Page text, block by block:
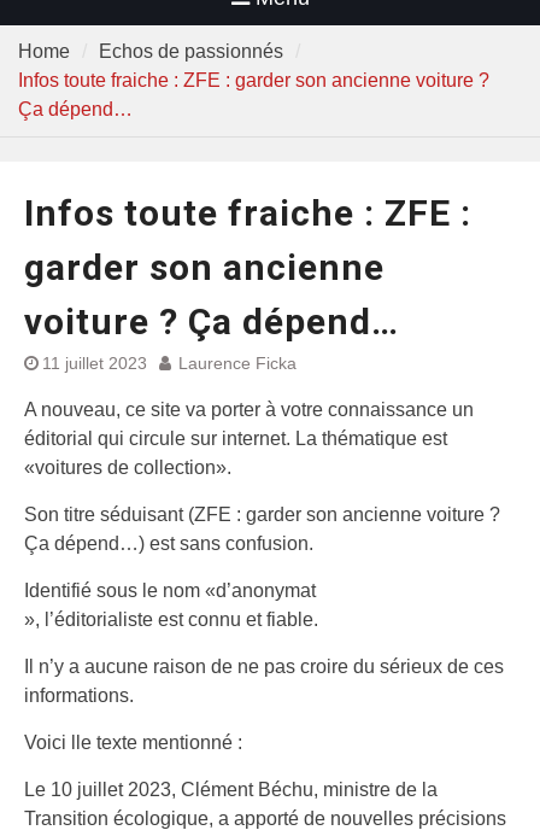
Home
Echos de passionnés
Infos toute fraiche : ZFE : garder son ancienne voiture ?
Ça dépend…
Infos toute fraiche : ZFE :
garder son ancienne
voiture ? Ça dépend…
11 juillet 2023 Laurence Ficka
A nouveau, ce site va porter à votre connaissance un
éditorial qui circule sur internet. La thématique est
«voitures de collection».
Son titre séduisant (ZFE : garder son ancienne voiture ?
Ça dépend…) est sans confusion.
Identifié sous le nom «d’anonymat
», l’éditorialiste est connu et fiable.
Il n’y a aucune raison de ne pas croire du sérieux de ces
informations.
Voici lle texte mentionné :
Le 10 juillet 2023, Clément Béchu, ministre de la
Transition écologique, a apporté de nouvelles précisions